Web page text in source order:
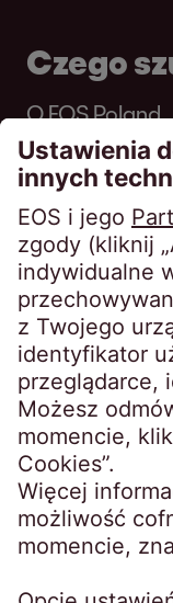
Czego
O EOS Poland
Newsy
Raport roczny
Badania
Komunikaty
Kontakt